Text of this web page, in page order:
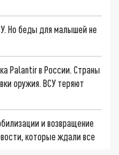
Но беды для малышей не
Palantir в России. Страны
оружия. ВСУ теряют
и возвращение
которые ждали все